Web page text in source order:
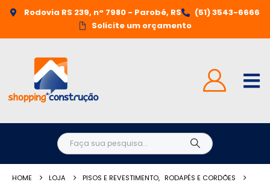
Rodovia RS 239, n° 7980 - Parobé, RS
(51) 3543-6666
Solicite um orçamento
HOME LOJA PISOS E REVESTIMENTO, RODAPÉS E CORDÕES